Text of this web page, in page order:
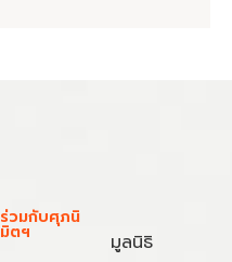
ร่วมกับศุภนิ
มิตฯ
มูลนิธิ